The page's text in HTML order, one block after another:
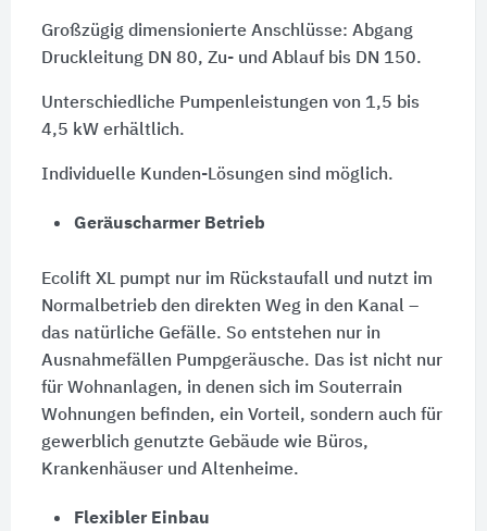
Großzügig dimensionierte Anschlüsse: Abgang
Druckleitung DN 80, Zu- und Ablauf bis DN 150.
Unterschiedliche Pumpenleistungen von 1,5 bis
4,5 kW erhältlich.
Individuelle Kunden-Lösungen sind möglich.
Geräuscharmer Betrieb
Ecolift XL pumpt nur im Rückstaufall und nutzt im
Normalbetrieb den direkten Weg in den Kanal –
das natürliche Gefälle. So entstehen nur in
Ausnahmefällen Pumpgeräusche. Das ist nicht nur
für Wohnanlagen, in denen sich im Souterrain
Wohnungen befinden, ein Vorteil, sondern auch für
gewerblich genutzte Gebäude wie Büros,
Krankenhäuser und Altenheime.
Flexibler Einbau